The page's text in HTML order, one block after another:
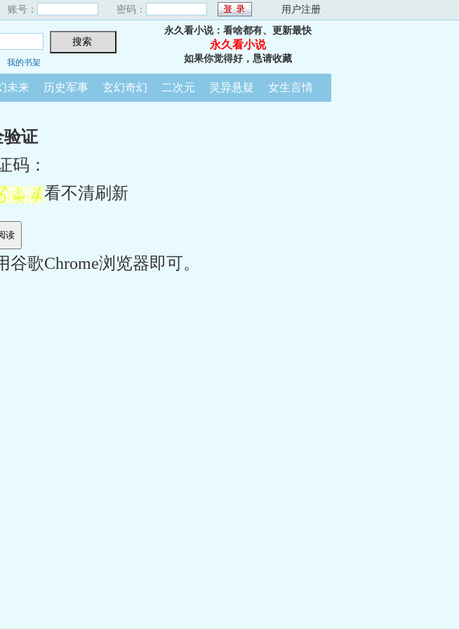
账号： 密码： 用户注册
我的书架
永久看小说：看啥都有、更新最快
永久看小说
如果你觉得好，恳请收藏
未来 历史军事 玄幻奇幻 二次元 灵异悬疑 女生言情
验证
码：
看不清刷新
歌Chrome浏览器即可。